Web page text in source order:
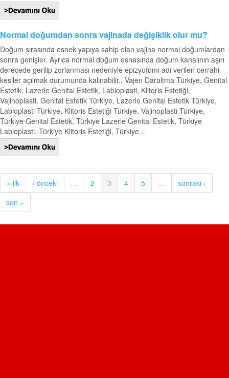
Normal doğumdan sonra vajinada değişiklik olur mu?
Doğum sırasında esnek yapıya sahip olan vajina normal doğumlardan
sonra genişler. Ayrıca normal doğum esnasında doğum kanalının aşırı
derecede gerilip zorlanması nedeniyle epizyotomi adı verilen cerrahi
kesiler açılmak durumunda kalınabilir., Vajen Daraltma Türkiye, Genital
Estetik, Lazerle Genital Estetik, Labioplasti, Klitoris Estetiği,
Vajinoplasti, Genital Estetik Türkiye, Lazerle Genital Estetik Türkiye,
Labioplasti Türkiye, Klitoris Estetiği Türkiye, Vajinoplasti Türkiye,
Türkiye Genital Estetik, Türkiye Lazerle Genital Estetik, Türkiye
Labioplasti, Türkiye Klitoris Estetiği, Türkiye...
« ilk ‹ önceki … 2 3 4 5 …
sonraki ›
son »